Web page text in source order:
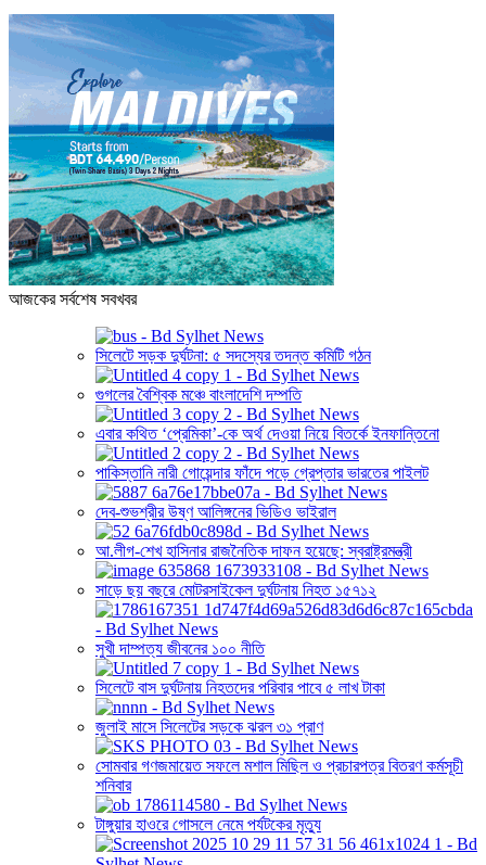
আজকের সর্বশেষ সবখবর
সিলেটে সড়ক দুর্ঘটনা: ৫ সদস্যের তদন্ত কমিটি গঠন
গুগলের বৈশ্বিক মঞ্চে বাংলাদেশি দম্পতি
এবার কথিত ‘প্রেমিকা’-কে অর্থ দেওয়া নিয়ে বিতর্কে ইনফান্তিনো
পাকিস্তানি নারী গোয়েন্দার ফাঁদে পড়ে গ্রেপ্তার ভারতের পাইলট
দেব-শুভশ্রীর উষ্ণ আলিঙ্গনের ভিডিও ভাইরাল
আ.লীগ-শেখ হাসিনার রাজনৈতিক দাফন হয়েছে: স্বরাষ্ট্রমন্ত্রী
সাড়ে ছয় বছরে মোটরসাইকেল দুর্ঘটনায় নিহত ১৫৭১২
সুখী দাম্পত্য জীবনের ১০০ নীতি
সিলেটে বাস দুর্ঘটনায় নিহতদের পরিবার পাবে ৫ লাখ টাকা
জুলাই মাসে সিলেটের সড়কে ঝরল ৩১ প্রাণ
সোমবার গণজমায়েত সফলে মশাল মিছিল ও প্রচারপত্র বিতরণ কর্মসূচী
শনিবার
টাঙ্গুয়ার হাওরে গোসলে নেমে পর্যটকের মৃত্যু